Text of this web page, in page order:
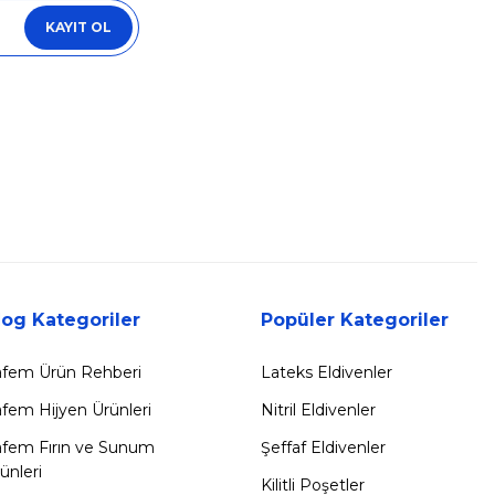
KAYIT OL
Kategoriler
Ürün Rehberi
Hijyen Ürünleri
Fırın ve Sunum
Popüler Kategoriler
Lateks Eldivenler
Nitril Eldivenler
Şeffaf Eldivenler
Kilitli Poşetler